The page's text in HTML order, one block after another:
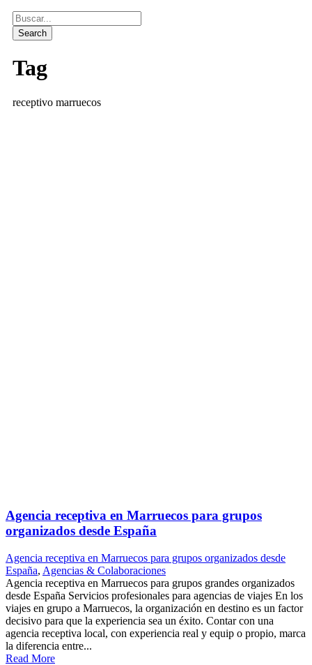
Tag
receptivo marruecos
Agencia receptiva en Marruecos para grupos
organizados desde España
Agencia receptiva en Marruecos para grupos organizados desde
España, Agencias & Colaboraciones
Agencia receptiva en Marruecos para grupos grandes organizados
desde España Servicios profesionales para agencias de viajes En los
viajes en grupo a Marruecos, la organización en destino es un factor
decisivo para que la experiencia sea un éxito. Contar con una
agencia receptiva local, con experiencia real y equip o propio, marca
la diferencia entre...
Read More